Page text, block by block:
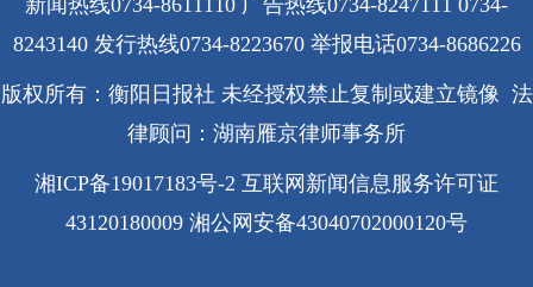
8243140 发行热线0734-8223670 举报电话0734-8686226
版权所有：衡阳日报社 未经授权禁止复制或建立镜像 法
律顾问：湖南雁京律师事务所
湘ICP备19017183号-2 互联网新闻信息服务许可证
43120180009 湘公网安备43040702000120号